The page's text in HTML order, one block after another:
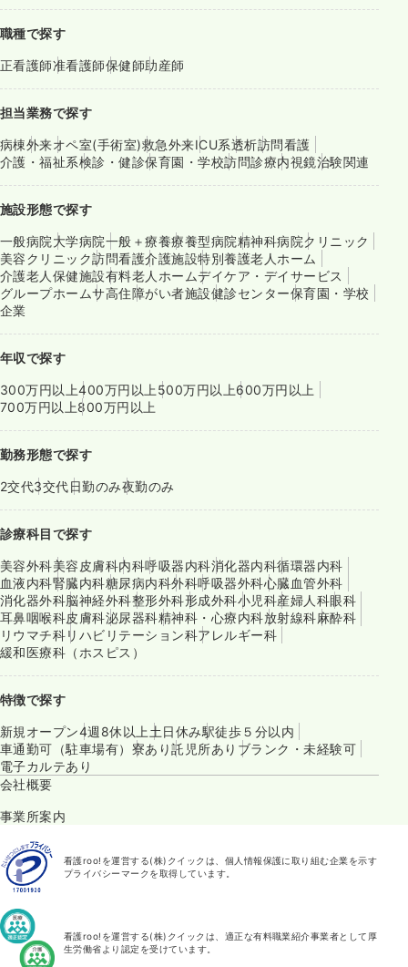
職種で探す
正看護師准看護師保健師助産師
担当業務で探す
病棟外来オペ室(手術室)救急外来ICU系透析訪問看護
介護・福祉系検診・健診保育園・学校訪問診療内視鏡治験関連
施設形態で探す
一般病院大学病院一般＋療養療養型病院精神科病院クリニック
美容クリニック訪問看護介護施設特別養護老人ホーム
介護老人保健施設有料老人ホームデイケア・デイサービス
グループホームサ高住障がい者施設健診センター保育園・学校
企業
年収で探す
300万円以上400万円以上 500万円以上600万円以上
700万円以上800万円以上
勤務形態で探す
2交代3交代日勤のみ夜勤のみ
診療科目で探す
美容外科美容皮膚科内科呼吸器内科消化器内科循環器内科
血液内科腎臓内科糖尿病内科外科呼吸器外科心臓血管外科
消化器外科脳神経外科整形外科形成外科小児科産婦人科眼科
耳鼻咽喉科皮膚科泌尿器科精神科・心療内科放射線科麻酔科
リウマチ科リハビリテーション科アレルギー科
緩和医療科（ホスピス）
特徴で探す
新規オープン4週8休以上 土日休み駅徒歩５分以内
車通勤可（駐車場有） 寮あり託児所あり ブランク・未経験可
電子カルテあり
会社概要
事業所案内
看護roo!を運営する(株)クイックは、個人情報保護に取り組む企業を示す
プライバシーマークを取得しています。
看護roo!を運営する(株)クイックは、適正な有料職業紹介事業者として厚
生労働省より認定を受けています。